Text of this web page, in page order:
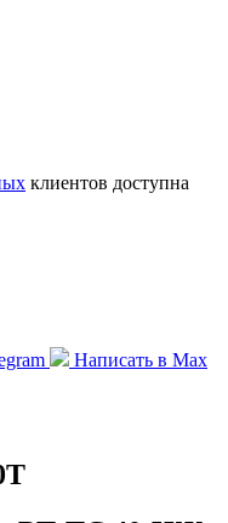
клиентов доступна
Написать в Max